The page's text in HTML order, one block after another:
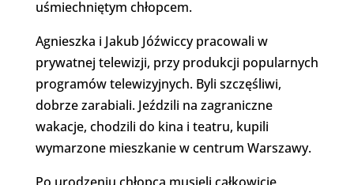
uśmiechniętym chłopcem.
Agnieszka i Jakub Jóźwiccy pracowali w
prywatnej telewizji, przy produkcji popularnych
programów telewizyjnych. Byli szczęśliwi,
dobrze zarabiali. Jeździli na zagraniczne
wakacje, chodzili do kina i teatru, kupili
wymarzone mieszkanie w centrum Warszawy.